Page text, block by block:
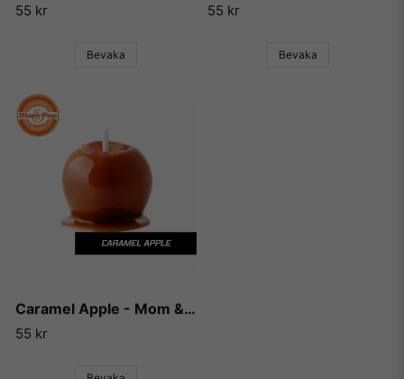
55 kr
Bevaka
55 kr
Bevaka
Caramel Apple - Mom & Pop
55 kr